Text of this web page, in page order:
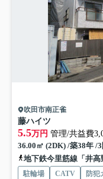
吹田市南正雀
藤ハイツ
5.5万円 管理/共益費
36.00㎡ (2DK) /築38年 /
地下鉄今里筋線「井高
駐輪場 CATV 防犯